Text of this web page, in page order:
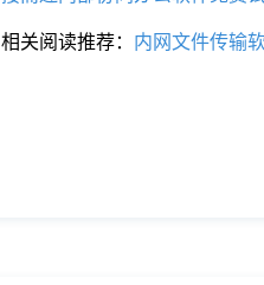
相关阅读推荐： 内网文件传输